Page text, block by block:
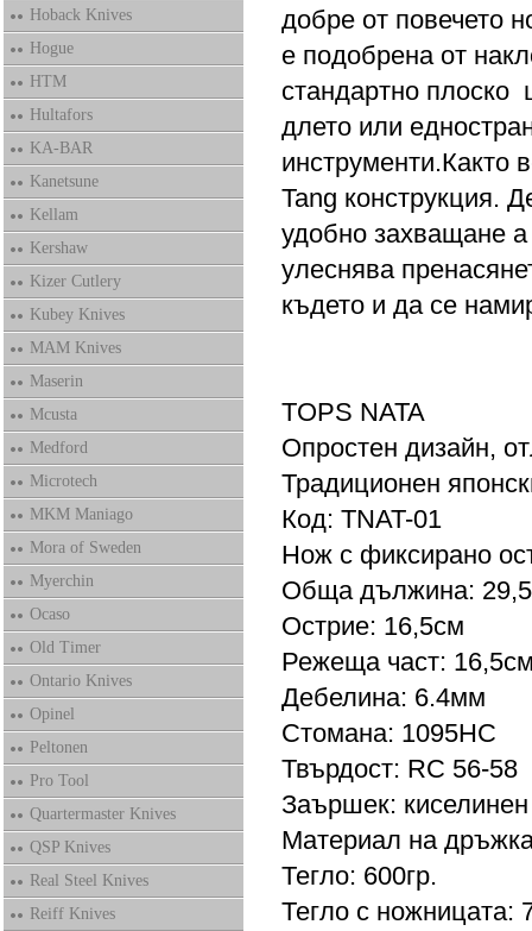
Hoback Knives
Hogue
HTM
Hultafors
KA-BAR
Kanetsune
Kellam
Kershaw
Kizer Cutlery
Kubey Knives
MAM Knives
Maserin
Mcusta
Medford
Microtech
MKM Maniago
Mora of Sweden
Myerchin
Ocaso
Old Timer
Ontario Knives
Opinel
Peltonen
Pro Tool
Quartermaster Knives
QSP Knives
Real Steel Knives
Reiff Knives
добре от повечето
е подобрена от
стандартно плоско
длето или
инструменти.Както
Tang конструкция.
удобно захващане
улеснява
където и да се
TOPS NATA
Опростен дизайн,
Традиционен
Код: TNAT-01
Нож с фиксирано
Обща дължина:
Острие: 16,5см
Режеща част:
Дебелина: 6.4мм
Стомана: 1095HC
Твърдост: RC 56-58
Заършек:
Материал на
Тегло: 600гр.
Тегло с ножницата: